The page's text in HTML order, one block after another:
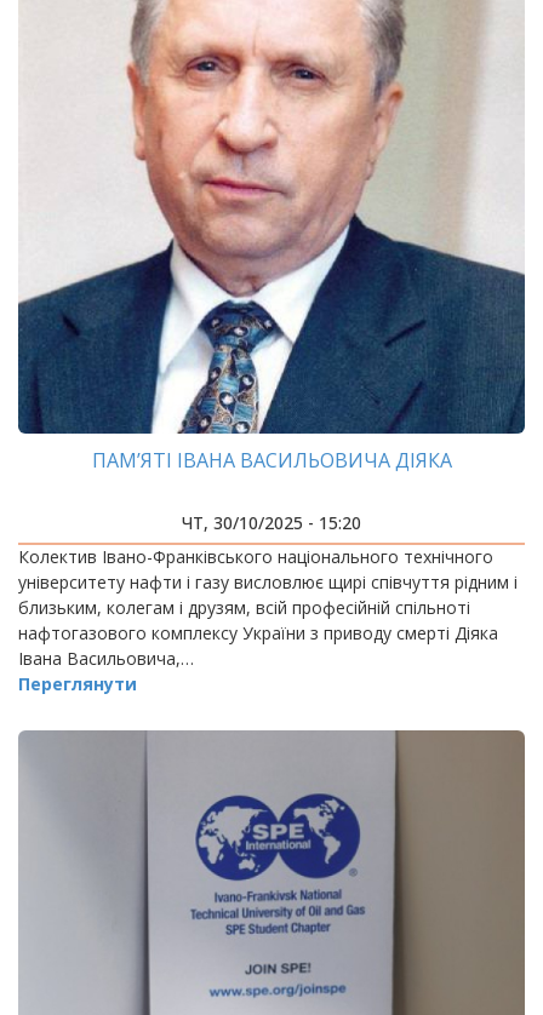
ПАМ’ЯТІ ІВАНА ВАСИЛЬОВИЧА ДІЯКА
ЧТ, 30/10/2025 - 15:20
Колектив Івано-Франківського національного технічного
університету нафти і газу висловлює щирі співчуття рідним і
близьким, колегам і друзям, всій професійній спільноті
нафтогазового комплексу України з приводу смерті Діяка
Івана Васильовича,…
Переглянути